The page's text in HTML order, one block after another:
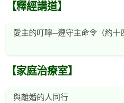
【釋經講道】
愛主的叮嚀─遵守主命令（約十
【家庭治療室】
與離婚的人同行